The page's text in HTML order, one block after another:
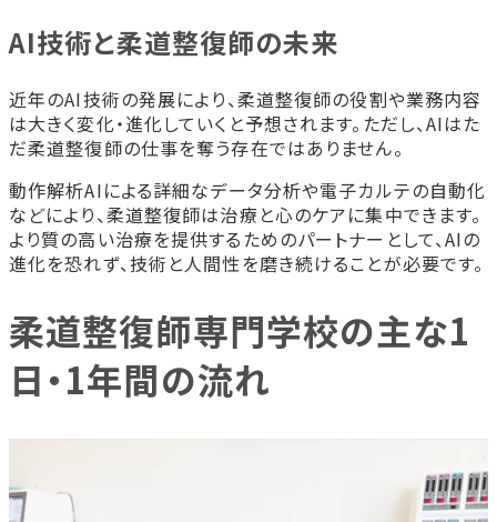
AI技術と柔道整復師の未来
近年のAI技術の発展により、柔道整復師の役割や業務内容
は大きく変化・進化していくと予想されます。ただし、AIはた
だ柔道整復師の仕事を奪う存在ではありません。
動作解析AIによる詳細なデータ分析や電子カルテの自動化
などにより、柔道整復師は治療と心のケアに集中できます。
より質の高い治療を提供するためのパートナーとして、AIの
進化を恐れず、技術と人間性を磨き続けることが必要です。
柔道整復師専門学校の主な1
日・1年間の流れ